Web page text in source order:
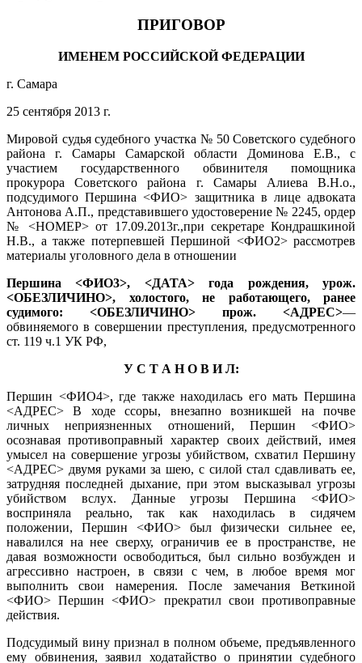
ПРИГОВОР
ИМЕНЕМ РОССИЙСКОЙ ФЕДЕРАЦИИ
г. Самара
25 сентября 2013 г.
Мировой судья судебного участка № 50 Советского судебного
района г. Самары Самарской области Доминова Е.В., с
участием государственного обвинителя помощника
прокурора Советского района г. Самары Алиева В.Н.о.,
подсудимого Першина <ФИО> защитника в лице адвоката
Антонова А.П., представившего удостоверение № 2245, ордер
№ <НОМЕР> от 17.09.2013г.,при секретаре Кондрашкиной
Н.В., а также потерпевшей Першиной <ФИО2> рассмотрев
материалы уголовного дела в отношении
Першина <ФИО3>, <ДАТА> года рождения, урож.
<ОБЕЗЛИЧИНО>, холостого, не работающего, ранее
судимого: <ОБЕЗЛИЧИНО> прож. <АДРЕС>—
обвиняемого в совершении преступления, предусмотренного
ст. 119 ч.1 УК РФ,
У С Т А Н О В И Л:
Першин <ФИО4>, где также находилась его мать Першина
<АДРЕС> В ходе ссоры, внезапно возникшей на почве
личных неприязненных отношений, Першин <ФИО>
осознавая противоправный характер своих действий, имея
умысел на совершение угрозы убийством, схватил Першину
<АДРЕС> двумя руками за шею, с силой стал сдавливать ее,
затрудняя последней дыхание, при этом высказывал угрозы
убийством вслух. Данные угрозы Першина <ФИО>
восприняла реально, так как находилась в сидячем
положении, Першин <ФИО> был физически сильнее ее,
навалился на нее сверху, ограничив ее в пространстве, не
давая возможности освободиться, был сильно возбужден и
агрессивно настроен, в связи с чем, в любое время мог
выполнить свои намерения. После замечания Веткиной
<ФИО> Першин <ФИО> прекратил свои противоправные
действия.
Подсудимый вину признал в полном объеме, предъявленного
ему обвинения, заявил ходатайство о принятии судебного